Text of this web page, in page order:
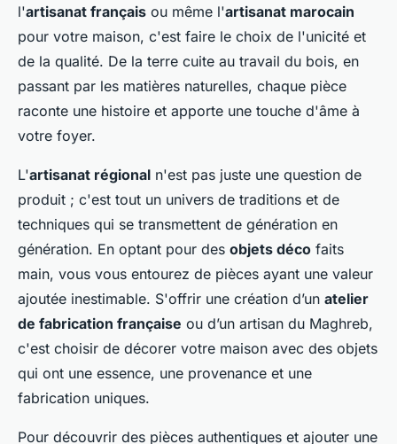
l'artisanat français ou même l'artisanat marocain
pour votre maison, c'est faire le choix de l'unicité et
de la qualité. De la terre cuite au travail du bois, en
passant par les matières naturelles, chaque pièce
raconte une histoire et apporte une touche d'âme à
votre foyer.
L'artisanat régional n'est pas juste une question de
produit ; c'est tout un univers de traditions et de
techniques qui se transmettent de génération en
génération. En optant pour des objets déco faits
main, vous vous entourez de pièces ayant une valeur
ajoutée inestimable. S'offrir une création d’un atelier
de fabrication française ou d’un artisan du Maghreb,
c'est choisir de décorer votre maison avec des objets
qui ont une essence, une provenance et une
fabrication uniques.
Pour découvrir des pièces authentiques et ajouter une